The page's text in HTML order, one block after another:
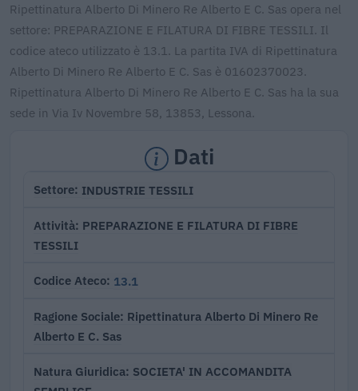
Ripettinatura Alberto Di Minero Re Alberto E C. Sas opera nel
settore: PREPARAZIONE E FILATURA DI FIBRE TESSILI. Il
codice ateco utilizzato è 13.1. La partita IVA di Ripettinatura
Alberto Di Minero Re Alberto E C. Sas è 01602370023.
Ripettinatura Alberto Di Minero Re Alberto E C. Sas ha la sua
sede in Via Iv Novembre 58, 13853, Lessona.
Dati
Settore INDUSTRIE TESSILI
Attività PREPARAZIONE E FILATURA DI FIBRE
TESSILI
Codice Ateco 13.1
Ragione Sociale Ripettinatura Alberto Di Minero Re
Alberto E C. Sas
Natura Giuridica SOCIETA' IN ACCOMANDITA